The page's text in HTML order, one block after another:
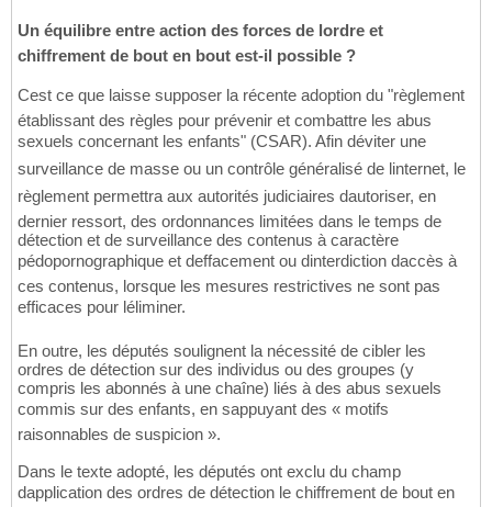
Un équilibre entre action des forces de lordre et
chiffrement de bout en bout est-il possible ?
Cest ce que laisse supposer la récente adoption du "règlement
établissant des règles pour prévenir et combattre les abus
sexuels concernant les enfants" (CSAR). Afin déviter une
surveillance de masse ou un contrôle généralisé de linternet, le
règlement permettra aux autorités judiciaires dautoriser, en
dernier ressort, des ordonnances limitées dans le temps de
détection et de surveillance des contenus à caractère
pédopornographique et deffacement ou dinterdiction daccès à
ces contenus, lorsque les mesures restrictives ne sont pas
efficaces pour léliminer.
En outre, les députés soulignent la nécessité de cibler les
ordres de détection sur des individus ou des groupes (y
compris les abonnés à une chaîne) liés à des abus sexuels
commis sur des enfants, en sappuyant des « motifs
raisonnables de suspicion ».
Dans le texte adopté, les députés ont exclu du champ
dapplication des ordres de détection le chiffrement de bout en